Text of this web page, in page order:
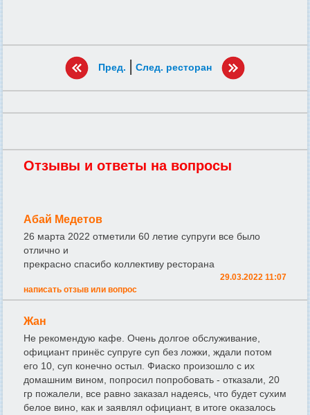
Пред. | След. ресторан
Отзывы и ответы на вопросы
Абай Медетов
26 марта 2022 отметили 60 летие супруги все было
отлично и
прекрасно спасибо коллективу ресторана
29.03.2022 11:07
написать отзыв или вопрос
Жан
Не рекомендую кафе. Очень долгое обслуживание,
официант принёс супруге суп без ложки, ждали потом
его 10, суп конечно остыл. Фиаско произошло с их
домашним вином, попросил попробовать - отказали, 20
гр пожалели, все равно заказал надеясь, что будет сухим
белое вино, как и заявлял официант, в итоге оказалось